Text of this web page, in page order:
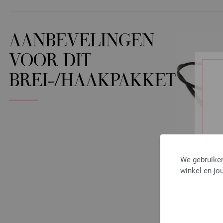
We
winkel en
AANBEVELINGEN
VOOR DIT
BREI-/HAAKPAKKET